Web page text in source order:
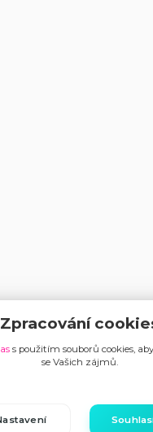
Zpracování
s použitím souborů cookies,
se Vašich zájmů.